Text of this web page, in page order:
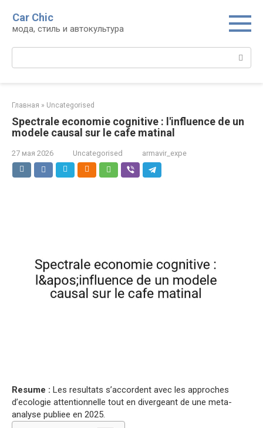
контенту
Car Chic
мода, стиль и автокультура
Поиск:
Главная » Uncategorised
Spectrale economie cognitive : l'influence de un
modele causal sur le cafe matinal
27 мая 2026 Uncategorised armavir_expe
Resume : Les resultats s’accordent avec les approches
d’ecologie attentionnelle tout en divergeant de une meta-
analyse publiee en 2025.